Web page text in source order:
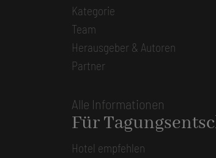
Kategorie
Team
Herausgeber & Autoren
Partner
Alle Informationen
Für
Hotel empfehlen